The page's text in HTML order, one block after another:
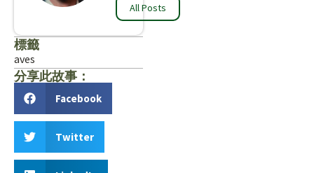
All Posts
標籤
aves
分享此故事：
Facebook
Twitter